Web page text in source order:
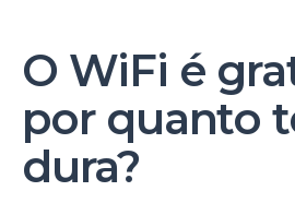
O WiFi é
por quanto
dura?